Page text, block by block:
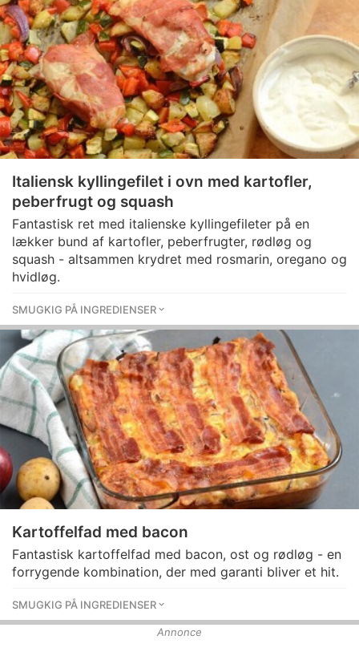
Italiensk kyllingefilet i ovn med kartofler,
peberfrugt og squash
Fantastisk ret med italienske kyllingefileter på en
lækker bund af kartofler, peberfrugter, rødløg og
squash - altsammen krydret med rosmarin, oregano og
hvidløg.
SMUGKIG PÅ INGREDIENSER
Kartoffelfad med bacon
Fantastisk kartoffelfad med bacon, ost og rødløg - en
forrygende kombination, der med garanti bliver et hit.
SMUGKIG PÅ INGREDIENSER
Annonce